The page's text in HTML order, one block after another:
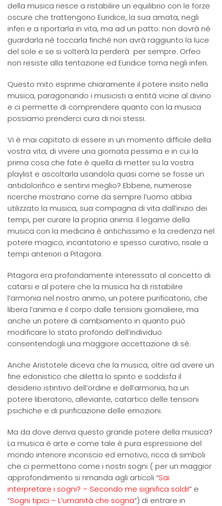
della musica riesce a ristabilire un equilibrio con le forze
oscure che trattengono Euridice, la sua amata, negli
inferi e a riportarla in vita, ma ad un patto: non dovrà né
guardarla né toccarla finché non avrà raggiunto la luce
del sole e se si volterà la perderà per sempre. Orfeo
non resiste alla tentazione ed Euridice torna negli inferi.
Questo mito esprime chiaramente il potere insito nella
musica, paragonando i musicisti a entità vicine al divino
e ci permette di comprendere quanto con la musica
possiamo prenderci cura di noi stessi.
Vi è mai capitato di essere in un momento difficile della
vostra vita, di vivere una giornata pessima e in cui la
prima cosa che fate è quella di metter su la vostra
playlist e ascoltarla usandola quasi come se fosse un
antidolorifico e sentirvi meglio? Ebbene, numerose
ricerche mostrano come da sempre l’uomo abbia
utilizzato la musica, sua compagna di vita dall’inizio dei
tempi, per curare la propria anima. Il legame della
musica con la medicina è antichissimo e la credenza nel
potere magico, incantatorio e spesso curativo, risale a
tempi anteriori a Pitagora.
Pitagora era profondamente interessato al concetto di
catarsi e al potere che la musica ha di ristabilire
l’armonia nel nostro animo, un potere purificatorio, che
libera l’anima e il corpo dalle tensioni giornaliere, ma
anche un potere di cambiamento in quanto può
modificare lo stato profondo dell’individuo
consentendogli una maggiore accettazione di sé.
Anche Aristotele diceva che la musica, oltre ad avere un
fine edonistico che diletta lo spirito e soddisfa il
desiderio istintivo dell’ordine e dell’armonia, ha un
potere liberatorio, alleviante, catartico delle tensioni
psichiche e di purificazione delle emozioni.
Ma da dove deriva questo grande potere della musica?
La musica è arte e come tale è pura espressione del
mondo interiore inconscio ed emotivo, ricca di simboli
che ci permettono come i nostri sogni ( per un maggior
approfondimento si rimanda agli articoli “Sai
interpretare i sogni? – Secondo me significa soldi!” e
“Sogni tipici – L’umanità che sogna“) di entrare in